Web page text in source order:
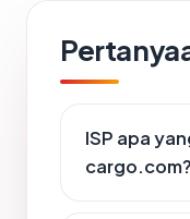
ISP apa
cargo.com?